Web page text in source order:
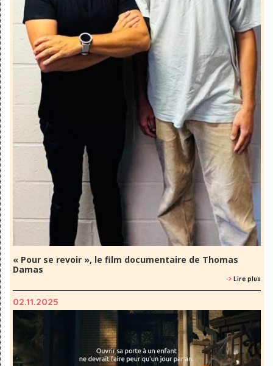
« Pour se revoir », le film documentaire de Thomas
Damas
-> Lire plus
02.11.2025